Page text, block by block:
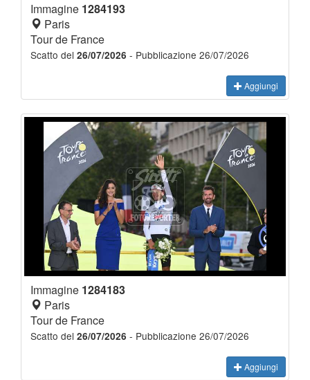
Immagine 1284193
Paris
Tour de France
Scatto del 26/07/2026 - Pubblicazione 26/07/2026
Aggiungi
Immagine 1284183
Paris
Tour de France
Scatto del 26/07/2026 - Pubblicazione 26/07/2026
Aggiungi